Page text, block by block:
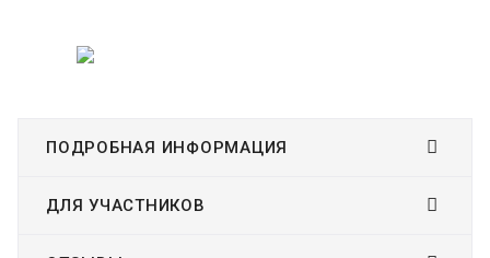
ПОДРОБНАЯ ИНФОРМАЦИЯ
ДЛЯ УЧАСТНИКОВ